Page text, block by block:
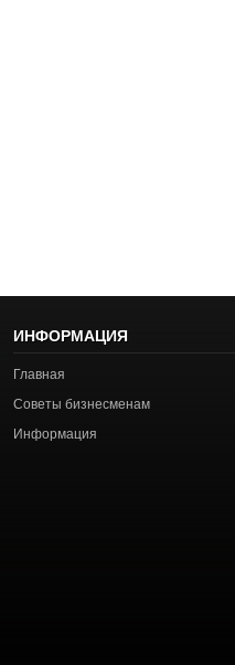
ИНФОРМАЦИЯ
Главная
Советы бизнесменам
Информация